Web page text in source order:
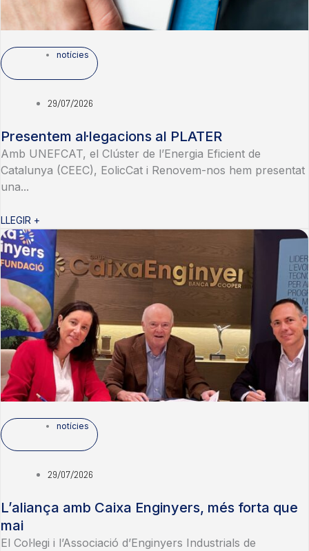
notícies
29/07/2026
Presentem al·legacions al PLATER
Amb UNEFCAT, el Clúster de l’Energia Eficient de
Catalunya (CEEC), EolicCat i Renovem-nos hem presentat
una...
LLEGIR +
notícies
29/07/2026
L’aliança amb Caixa Enginyers, més forta que
mai
El Col·legi i l’Associació d’Enginyers Industrials de